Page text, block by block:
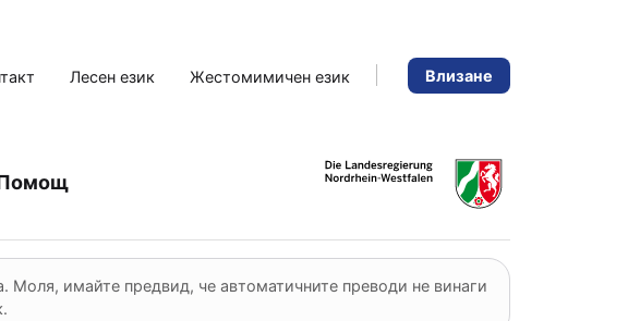
Лесен език Жестомимичен език Влизане
имайте предвид, че автоматичните преводи не винаги